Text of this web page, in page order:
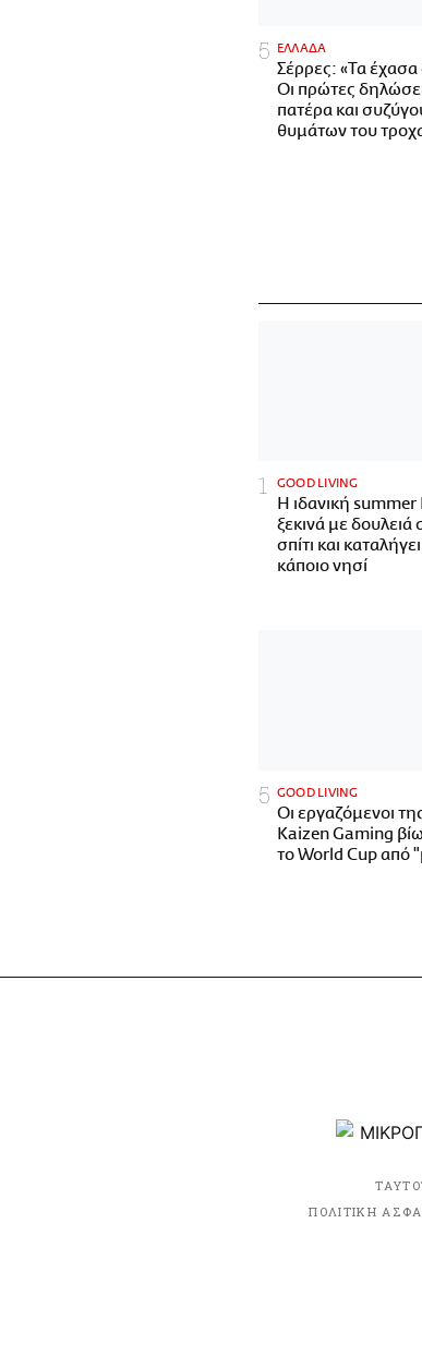
ΕΛΛΑΔΑ
Σέρρες: «Τα έχασα
Οι πρώτες
πατέρα και
θυμάτων του
GOOD LIVING
Η ιδανική
ξεκινά με δουλειά
σπίτι και
κάποιο νησί
GOOD LIVING
Οι εργαζόμενοι
Kaizen Gaming
το World Cup από
ΠΟΛΙΤΙΚΗ